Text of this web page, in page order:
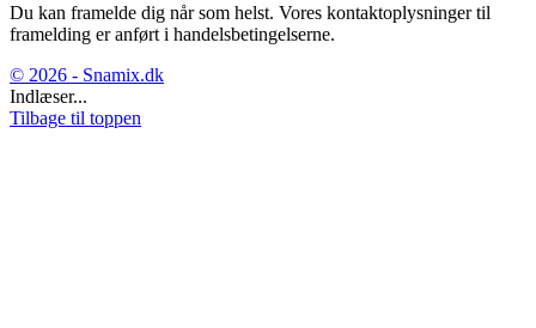
Du kan framelde dig når som helst. Vores kontaktoplysninger til
framelding er anført i handelsbetingelserne.
© 2026 - Snamix.dk
Indlæser...
Tilbage til toppen